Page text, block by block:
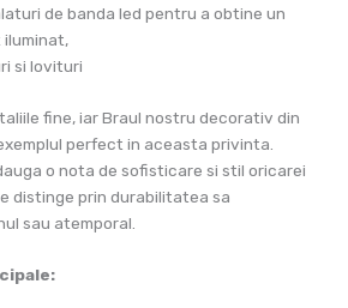
de banda led pentru a obtine un
si lovituri
fine, iar Braul nostru decorativ din
perfect in aceasta privinta.
o nota de sofisticare si stil oricarei
distinge prin durabilitatea sa
sau atemporal.